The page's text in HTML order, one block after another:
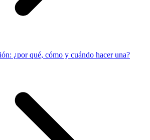
¿por qué, cómo y cuándo hacer una?